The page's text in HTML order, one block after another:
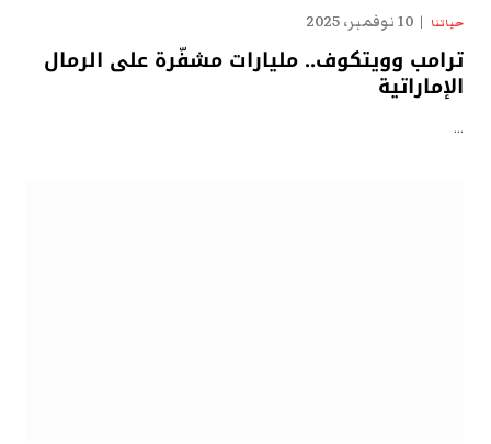
حياتنا 10 نوفمبر، 2025
ترامب وويتكوف.. مليارات مشفّرة على الرمال
الإماراتية
…